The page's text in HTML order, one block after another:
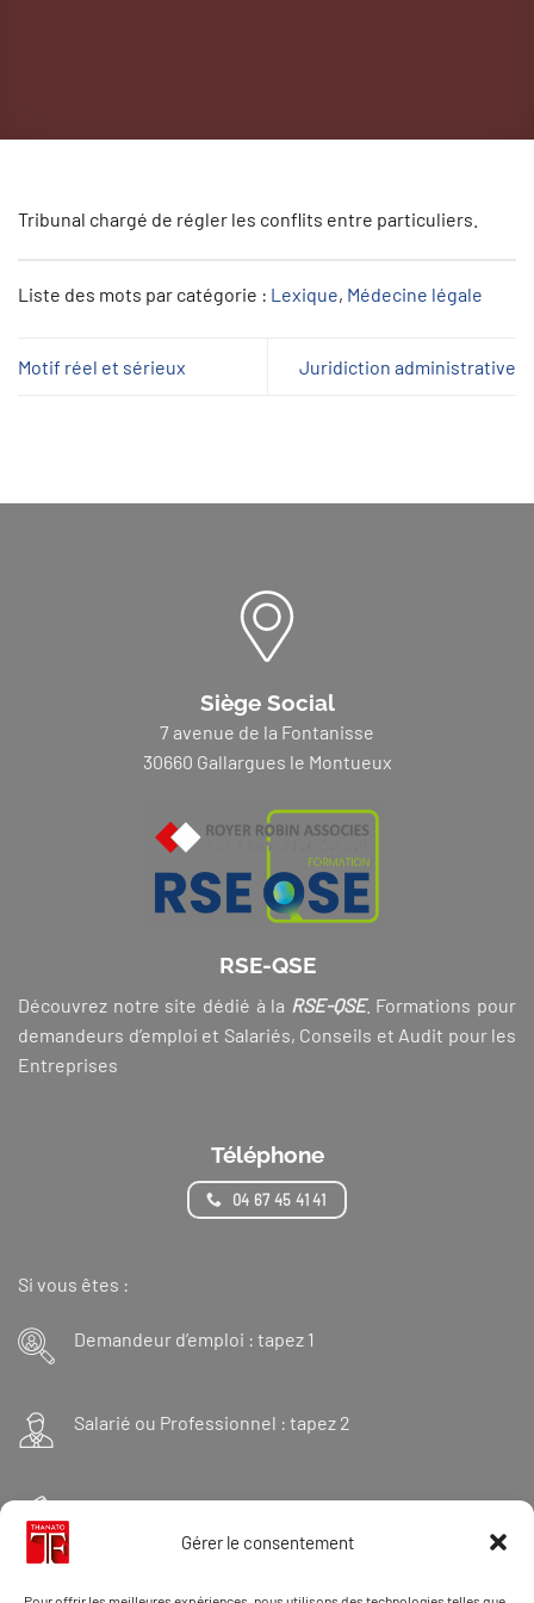
Gérer le consentement
Tribunal chargé de régler les conflits entre particuliers.
Liste des mots par catégorie : Lexique, Médecine légale
Motif réel et sérieux Juridiction administrative
Siège Social
7 avenue de la Fontanisse
30660 Gallargues le Montueux
RSE-QSE
Découvrez notre site dédié à la RSE-QSE. Formations pour
demandeurs d’emploi et Salariés, Conseils et Audit pour les
Entreprises
Téléphone
04 67 45 41 41
Si vous êtes :
Demandeur d’emploi : tapez 1
Salarié ou Professionnel : tapez 2
Financeur : tapez 3
Et « 98 » pour une formation Thanatopraxie